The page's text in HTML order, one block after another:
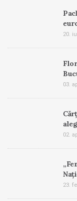
20.
03.
02.
23.